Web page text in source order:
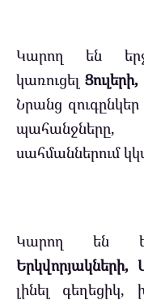
Կարող են
կառուցել
Նրանց
սահմաններում
Կարող են
Երկվորյակների,
լինել գեղեցիկ,